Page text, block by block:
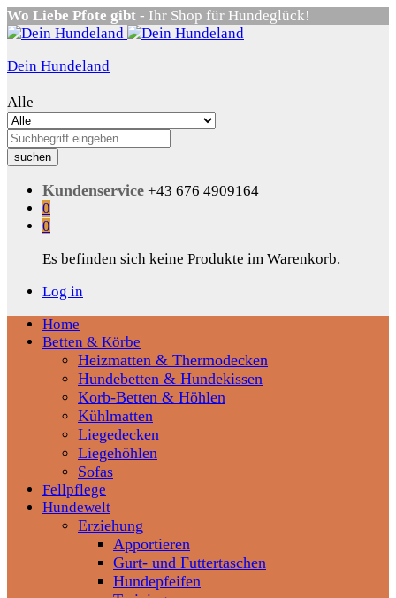
Wo Liebe Pfote gibt - Ihr Shop für Hundeglück!
Dein Hundeland
Alle
suchen
Kundenservice +43 676 4909164
0
0
Es befinden sich keine Produkte im Warenkorb.
Log in
Home
Betten & Körbe
Heizmatten & Thermodecken
Hundebetten & Hundekissen
Korb-Betten & Höhlen
Kühlmatten
Liegedecken
Liegehöhlen
Sofas
Fellpflege
Hundewelt
Erziehung
Apportieren
Gurt- und Futtertaschen
Hundepfeifen